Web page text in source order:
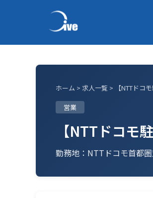
ホーム > 求人一覧 > 【NTTドコ
営業
【NTTドコモ
勤務地：NTTドコモ首都